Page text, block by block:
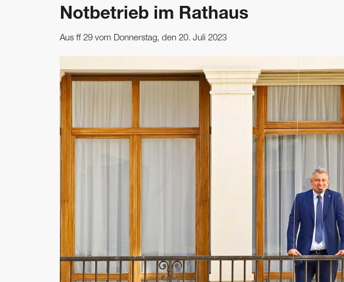
Notbetrieb im Rathaus
Aus ff 29 vom Donnerstag, den 20. Juli 2023